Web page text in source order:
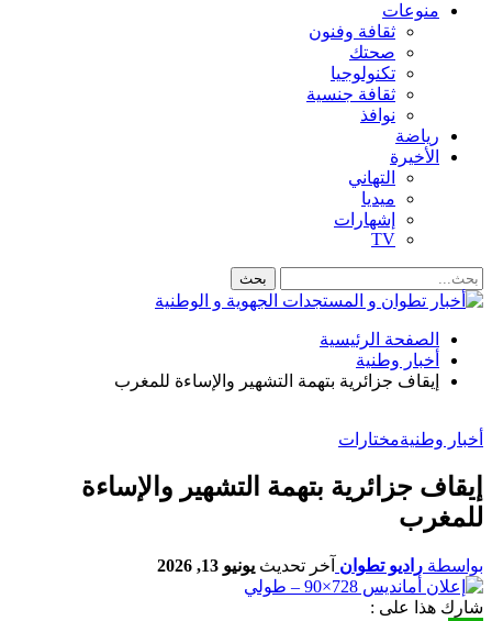
منوعات
ثقافة وفنون
صحتك
تكنولوجيا
ثقافة جنسية
نوافذ
رياضة
الأخيرة
التهاني
ميديا
إشهارات
TV
الصفحة الرئيسية
أخبار وطنية
إيقاف جزائرية بتهمة التشهير والإساءة للمغرب
أخبار وطنيةمختارات
إيقاف جزائرية بتهمة التشهير والإساءة
للمغرب
بواسطة راديو تطوان آخر تحديث يونيو 13, 2026
شارك هذا على :